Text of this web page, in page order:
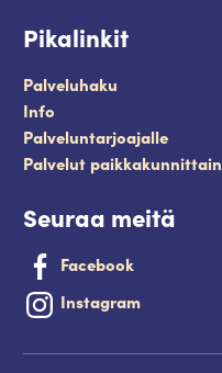
Pikalinkit
Palveluhaku
Info
Palveluntarjoajalle
Palvelut paikkakunnittain
Seuraa meitä
Facebook
Instagram